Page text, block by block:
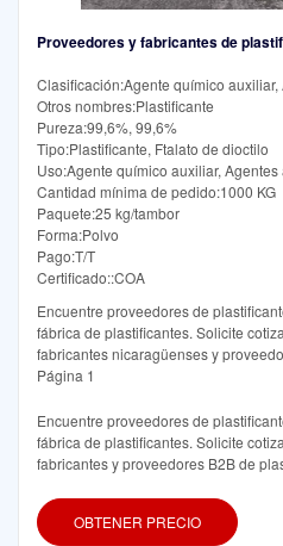
Proveedores y fabricantes de
Clasificación:Agente químico
Otros nombres:Plastificante
Pureza:99,6%, 99,6%
Tipo:Plastificante, Ftalato de dioctilo
Uso:Agente químico auxiliar,
Cantidad mínima de pedido:1000 KG
Paquete:25 kg/tambor
Forma:Polvo
Pago:T/T
Certificado::COA
Encuentre proveedores de
fábrica de plastificantes. Solicite
fabricantes nicaragüenses y
Página 1
Encuentre proveedores de
fábrica de plastificantes. Solicite
fabricantes y proveedores B2B de
OBTENER PRECIO